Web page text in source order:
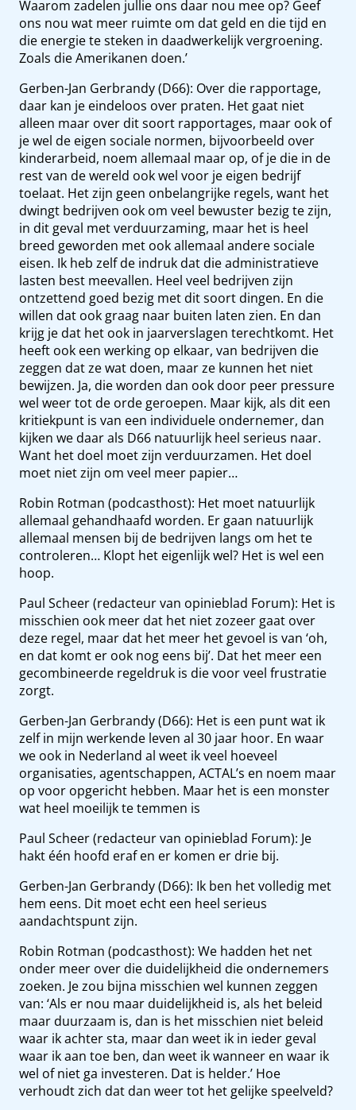
Waarom zadelen jullie ons daar nou mee op? Geef
ons nou wat meer ruimte om dat geld en die tijd en
die energie te steken in daadwerkelijk vergroening.
Zoals die Amerikanen doen.’
Gerben-Jan Gerbrandy (D66): Over die rapportage,
daar kan je eindeloos over praten. Het gaat niet
alleen maar over dit soort rapportages, maar ook of
je wel de eigen sociale normen, bijvoorbeeld over
kinderarbeid, noem allemaal maar op, of je die in de
rest van de wereld ook wel voor je eigen bedrijf
toelaat. Het zijn geen onbelangrijke regels, want het
dwingt bedrijven ook om veel bewuster bezig te zijn,
in dit geval met verduurzaming, maar het is heel
breed geworden met ook allemaal andere sociale
eisen. Ik heb zelf de indruk dat die administratieve
lasten best meevallen. Heel veel bedrijven zijn
ontzettend goed bezig met dit soort dingen. En die
willen dat ook graag naar buiten laten zien. En dan
krijg je dat het ook in jaarverslagen terechtkomt. Het
heeft ook een werking op elkaar, van bedrijven die
zeggen dat ze wat doen, maar ze kunnen het niet
bewijzen. Ja, die worden dan ook door peer pressure
wel weer tot de orde geroepen. Maar kijk, als dit een
kritiekpunt is van een individuele ondernemer, dan
kijken we daar als D66 natuurlijk heel serieus naar.
Want het doel moet zijn verduurzamen. Het doel
moet niet zijn om veel meer papier…
Robin Rotman (podcasthost): Het moet natuurlijk
allemaal gehandhaafd worden. Er gaan natuurlijk
allemaal mensen bij de bedrijven langs om het te
controleren… Klopt het eigenlijk wel? Het is wel een
hoop.
Paul Scheer (redacteur van opinieblad Forum): Het is
misschien ook meer dat het niet zozeer gaat over
deze regel, maar dat het meer het gevoel is van ‘oh,
en dat komt er ook nog eens bij’. Dat het meer een
gecombineerde regeldruk is die voor veel frustratie
zorgt.
Gerben-Jan Gerbrandy (D66): Het is een punt wat ik
zelf in mijn werkende leven al 30 jaar hoor. En waar
we ook in Nederland al weet ik veel hoeveel
organisaties, agentschappen, ACTAL’s en noem maar
op voor opgericht hebben. Maar het is een monster
wat heel moeilijk te temmen is
Paul Scheer (redacteur van opinieblad Forum): Je
hakt één hoofd eraf en er komen er drie bij.
Gerben-Jan Gerbrandy (D66): Ik ben het volledig met
hem eens. Dit moet echt een heel serieus
aandachtspunt zijn.
Robin Rotman (podcasthost): We hadden het net
onder meer over die duidelijkheid die ondernemers
zoeken. Je zou bijna misschien wel kunnen zeggen
van: ‘Als er nou maar duidelijkheid is, als het beleid
maar duurzaam is, dan is het misschien niet beleid
waar ik achter sta, maar dan weet ik in ieder geval
waar ik aan toe ben, dan weet ik wanneer en waar ik
wel of niet ga investeren. Dat is helder.’ Hoe
verhoudt zich dat dan weer tot het gelijke speelveld?